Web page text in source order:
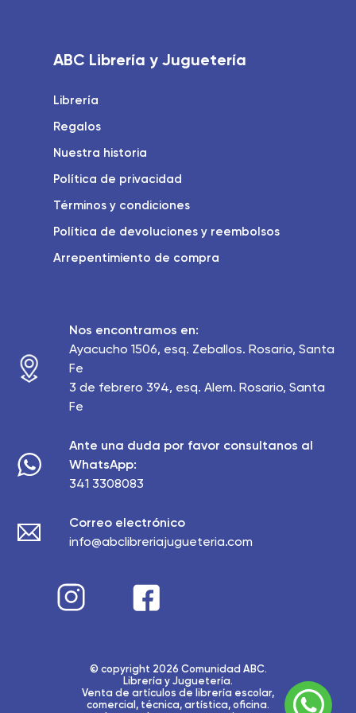
ABC Librería y Juguetería
Librería
Regalos
Nuestra historia
Política de privacidad
Términos y condiciones
Política de devoluciones y reembolsos
Arrepentimiento de compra
Nos encontramos en:
Ayacucho 1506, esq. Zeballos. Rosario, Santa
Fe
3 de febrero 394, esq. Alem. Rosario, Santa
Fe
Ante una duda por favor consultanos al
WhatsApp:
341 3308083
Correo electrónico
info@abclibreriajugueteria.com
© copyright 2026 Comunidad ABC.
Librería y Juguetería.
Venta de artículos de librería escolar,
comercial, técnica, artística, oficina.